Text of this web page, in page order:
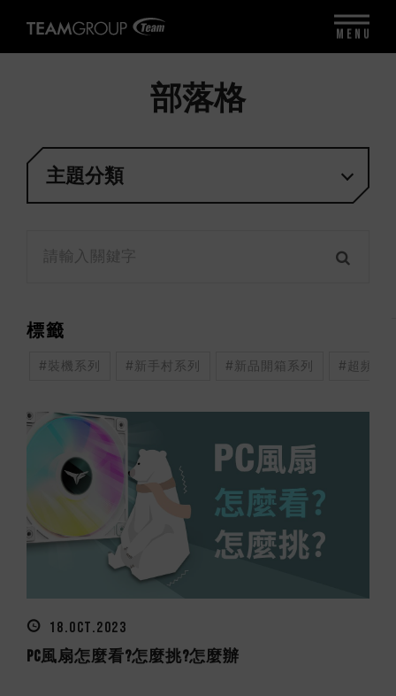
部落格
主題分類
18.OCT.2023
PC風扇怎麼看?怎麼挑?怎麼辦
標籤
#裝機系列 #新手村系列 #新品開箱系列 #超頻系
MENU